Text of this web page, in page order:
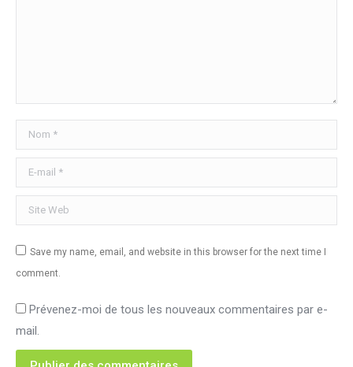
Nom *
E-mail *
Site Web
Save my name, email, and website in this browser for the next time I
comment.
Prévenez-moi de tous les nouveaux commentaires par e-
mail.